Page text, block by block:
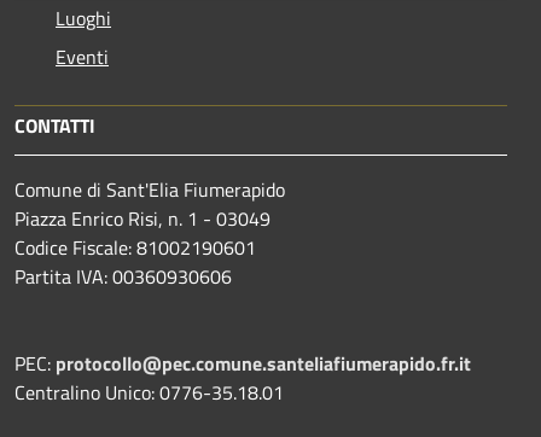
Luoghi
Eventi
CONTATTI
Comune di Sant'Elia Fiumerapido
Piazza Enrico Risi, n. 1 - 03049
Codice Fiscale: 81002190601
Partita IVA: 00360930606
PEC: protocollo@pec.comune.santeliafiumerapido.fr.it
Centralino Unico: 0776-35.18.01